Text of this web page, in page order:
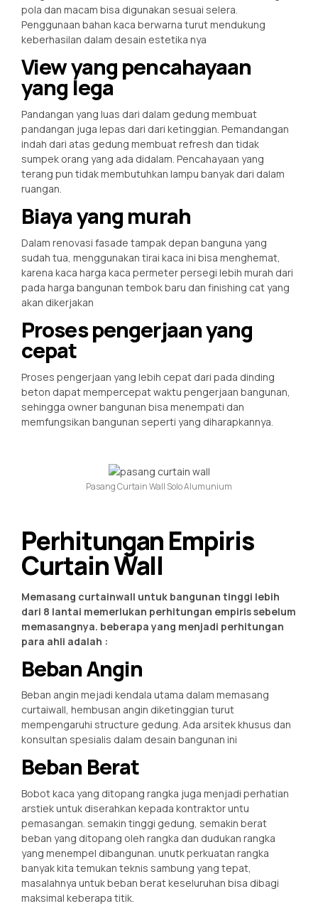
pola dan macam bisa digunakan sesuai selera.
Penggunaan bahan kaca berwarna turut mendukung
keberhasilan dalam desain estetika nya
View yang pencahayaan
yang lega
Pandangan yang luas dari dalam gedung membuat
pandangan juga lepas dari dari ketinggian. Pemandangan
indah dari atas gedung membuat refresh dan tidak
sumpek orang yang ada didalam. Pencahayaan yang
terang pun tidak membutuhkan lampu banyak dari dalam
ruangan.
Biaya yang murah
Dalam renovasi fasade tampak depan banguna yang
sudah tua, menggunakan tirai kaca ini bisa menghemat,
karena kaca harga kaca permeter persegi lebih murah dari
pada harga bangunan tembok baru dan finishing cat yang
akan dikerjakan
Proses pengerjaan yang
cepat
Proses pengerjaan yang lebih cepat dari pada dinding
beton dapat mempercepat waktu pengerjaan bangunan,
sehingga owner bangunan bisa menempati dan
memfungsikan bangunan seperti yang diharapkannya.
Pasang Curtain Wall Solo Alumunium
Perhitungan Empiris
Curtain Wall
Memasang curtainwall untuk bangunan tinggi lebih
dari 8 lantai memerlukan perhitungan empiris sebelum
memasangnya. beberapa yang menjadi perhitungan
para ahli adalah :
Beban Angin
Beban angin mejadi kendala utama dalam memasang
curtaiwall, hembusan angin diketinggian turut
mempengaruhi structure gedung. Ada arsitek khusus dan
konsultan spesialis dalam desain bangunan ini
Beban Berat
Bobot kaca yang ditopang rangka juga menjadi perhatian
arstiek untuk diserahkan kepada kontraktor untu
pemasangan. semakin tinggi gedung, semakin berat
beban yang ditopang oleh rangka dan dudukan rangka
yang menempel dibangunan. unutk perkuatan rangka
banyak kita temukan teknis sambung yang tepat,
masalahnya untuk beban berat keseluruhan bisa dibagi
maksimal keberapa titik.